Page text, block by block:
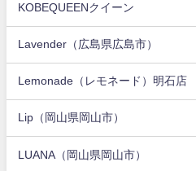
KOBEQUEENクイーン
Lavender（広島県広島市）
Lemonade（レモネード）明石店
Lip（岡山県岡山市）
LUANA（岡山県岡山市）